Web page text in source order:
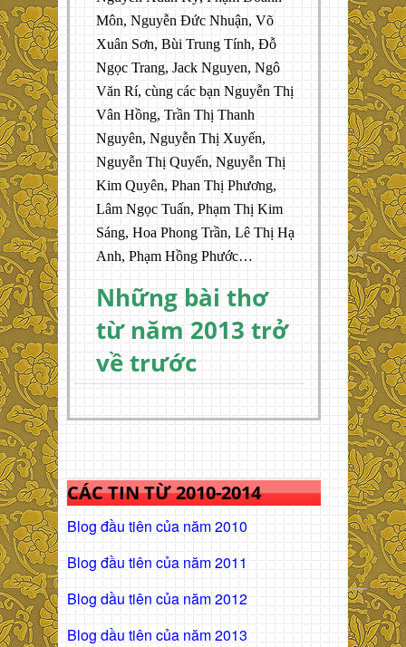
Môn, Nguyễn Đức Nhuận, Võ
Xuân Sơn, Bùi Trung Tính, Đỗ
Ngọc Trang, Jack Nguyen, Ngô
Văn Rí, cùng các bạn Nguyễn Thị
Vân Hồng, Trần Thị Thanh
Nguyên, Nguyễn Thị Xuyến,
Nguyễn Thị Quyến, Nguyễn Thị
Kim Quyên, Phan Thị Phương,
Lâm Ngọc Tuấn, Phạm Thị Kim
Sáng, Hoa Phong Trần, Lê Thị Hạ
Anh, Phạm Hồng Phước…
Những bài thơ
từ năm 2013 trở
về trước
CÁC TIN TỪ 2010-2014
Blog đầu tiên của năm 2010
Blog đầu tiên của năm 2011
Blog dầu tiên của năm 2012
Blog dầu tiên của năm 2013